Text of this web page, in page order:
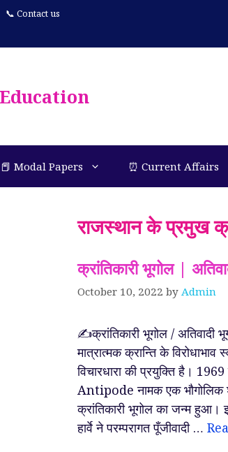
📞 Contact us
📕 Modal Papers ⏰ Current Affairs
राजस्थान के प्रमुख
क्रांतिकारी भूगोल |
October 10, 2022 by Admin
✍️क्रांतिकारी भूगोल /
मात्रात्मक क्रान्ति के
विचारधारा की प्रयुक्ति है।
Antipode नामक एक
क्रांतिकारी भूगोल का जन्म हुआ।
हार्वे ने परम्परागत पूँजीवादी …